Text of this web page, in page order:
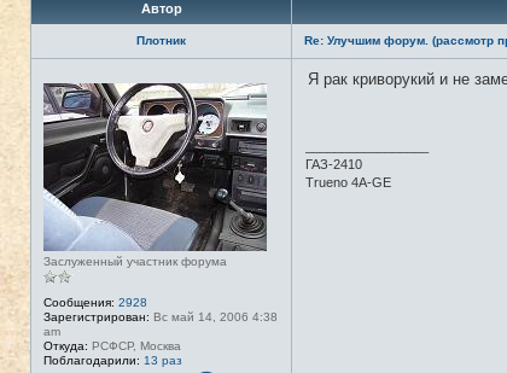
Автор
Плотник
Н
е
в
с
е
и
Заслуженный участник форума
Сообщения: 2928
Зарегистрирован: Вс май 14, 2006 4:38
am
Откуда: РСФСР, Москва
Поблагодарили: 13 раз
Re: Улучшим форум. (рассмотр
Я рак криворукий и не
ГАЗ-2410
Trueno 4A-GE